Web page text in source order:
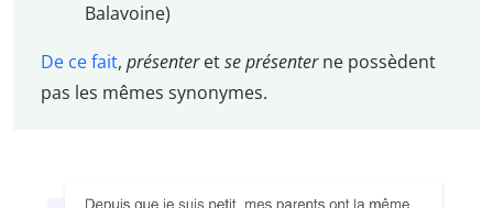
Balavoine)
De ce fait, présenteretse présenterne possèdent
pas les mêmes synonymes.